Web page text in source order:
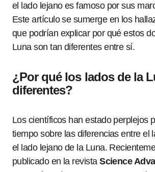
el lado lejano es famoso por sus
Este artículo se sumerge en los
que podrían explicar por qué estos
Luna son tan diferentes entre sí.
¿Por qué los lados de la
diferentes?
Los científicos han estado perplejos
tiempo sobre las diferencias entre el
el lado lejano de la Luna.
publicado en la revistaScience